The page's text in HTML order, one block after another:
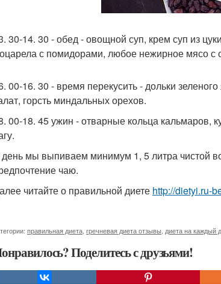
30-14. 30 - обед - овощной суп, крем суп из
с помидорами, любое нежирное мясо с
00-16. 30 - время перекусить - дольки
горсть миндальных орехов.
00-18. 45 ужин - отварные кольца кальмаров,
мы выпиваем минимум 1, 5 литра чистой
чаю.
читайте о правильной диете http://dietyi.ru-
правильная диета гречневая диета отзывы диета на каждый
Поделитесь с друзьями!